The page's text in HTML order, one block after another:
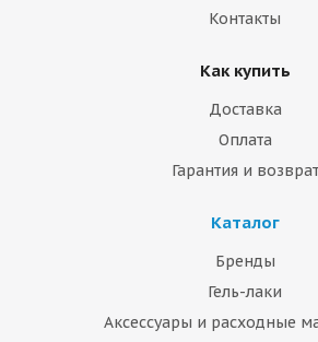
Контакты
Как купить
Доставка
Оплата
Гарантия и возврат
Каталог
Бренды
Гель-лаки
Аксессуары и расходные